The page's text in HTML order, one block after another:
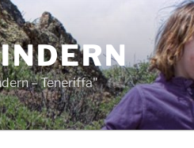
– Teneriffa"